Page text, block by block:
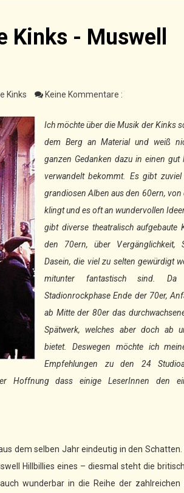
- Muswell
Kinks Keine Kommentare :
Ich möchte über die Musik der Kinks
dem Berg an Material und weiß
ganzen Gedanken dazu in einen gut
verwandelt bekommt. Es gibt
grandiosen Alben aus den 60ern, von
klingt und es oft an wundervollen
gibt diverse theatralisch aufgebaute
den 70ern, über Vergänglichkeit,
Dasein, die viel zu selten gewürdigt
mitunter fantastisch sind.
Stadionrockphase Ende der 70er,
ab Mitte der 80er das
Spätwerk, welches aber doch ab
bietet. Deswegen möchte ich
Empfehlungen zu den 24
Hoffnung dass einige LeserInnen den
dem selben Jahr eindeutig in den Schatten.
Hillbillies eines – diesmal steht die
wunderbar in die Reihe der zahlreichen